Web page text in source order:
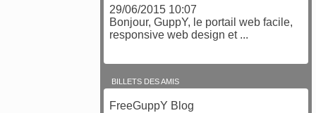
29/06/2015 10:07
Bonjour, GuppY, le portail web facile,
responsive web design et ...
BILLETS DES AMIS
FreeGuppY Blog